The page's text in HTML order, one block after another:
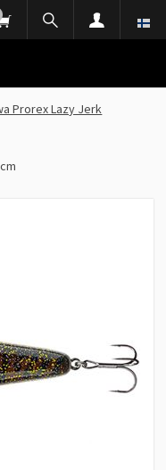
Prorex Lazy Jerk